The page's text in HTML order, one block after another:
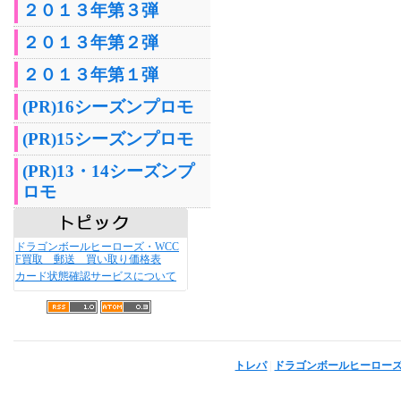
２０１３年第３弾
２０１３年第２弾
２０１３年第１弾
(PR)16シーズンプロモ
(PR)15シーズンプロモ
(PR)13・14シーズンプ
ロモ
ドラゴンボールヒーローズ・WCC
F買取 郵送 買い取り価格表
カード状態確認サービスについて
トレパ| ドラゴンボールヒーロー